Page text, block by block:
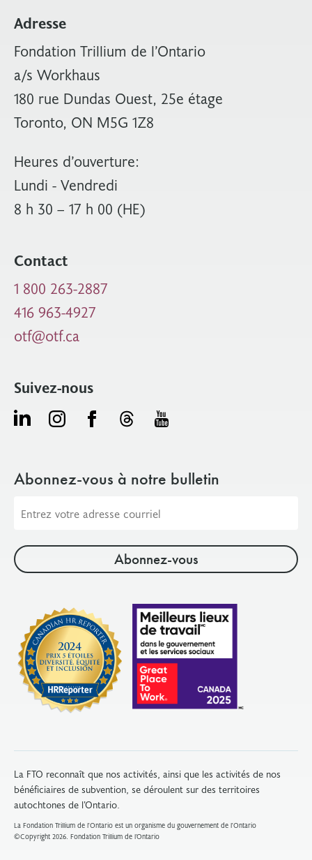
Adresse
Fondation Trillium de l’Ontario
a/s Workhaus
180 rue Dundas Ouest, 25e étage
Toronto, ON M5G 1Z8
Heures d’ouverture:
Lundi - Vendredi
8 h 30 – 17 h 00 (HE)
Contact
1 800 263-2887
416 963-4927
otf@otf.ca
Suivez-nous
Abonnez-vous à notre bulletin
La FTO reconnaît que nos activités, ainsi que les activités de nos
bénéficiaires de subvention, se déroulent sur des territoires
autochtones de l’Ontario.
La Fondation Trillium de l'Ontario est un organisme du gouvernement de l'Ontario
©Copyright 2026. Fondation Trillium de l’Ontario